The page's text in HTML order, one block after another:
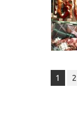
投
稿
1 2